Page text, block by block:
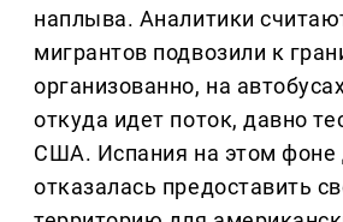
наплыва. Аналитики
мигрантов подвозили к
организованно, на
откуда идет поток, давно
США. Испания на этом фоне
отказалась предоставить